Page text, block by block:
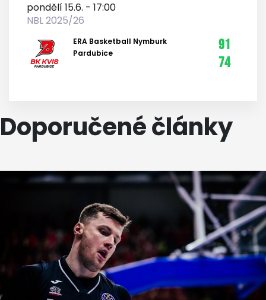
pondělí 15.6. - 17:00
NBL 2025/26
ERA Basketball Nymburk
Pardubice
91
74
Doporučené články